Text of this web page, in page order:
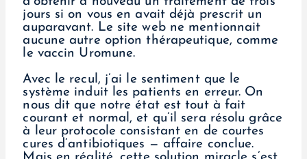
jours si on vous en avait déjà prescrit un
auparavant. Le site web ne mentionnait
aucune autre option thérapeutique, comme
le vaccin Uromune.
Avec le recul, j’ai le sentiment que le
système induit les patients en erreur. On
nous dit que notre état est tout à fait
courant et normal, et qu’il sera résolu grâce
à leur protocole consistant en de courtes
cures d’antibiotiques — affaire conclue.